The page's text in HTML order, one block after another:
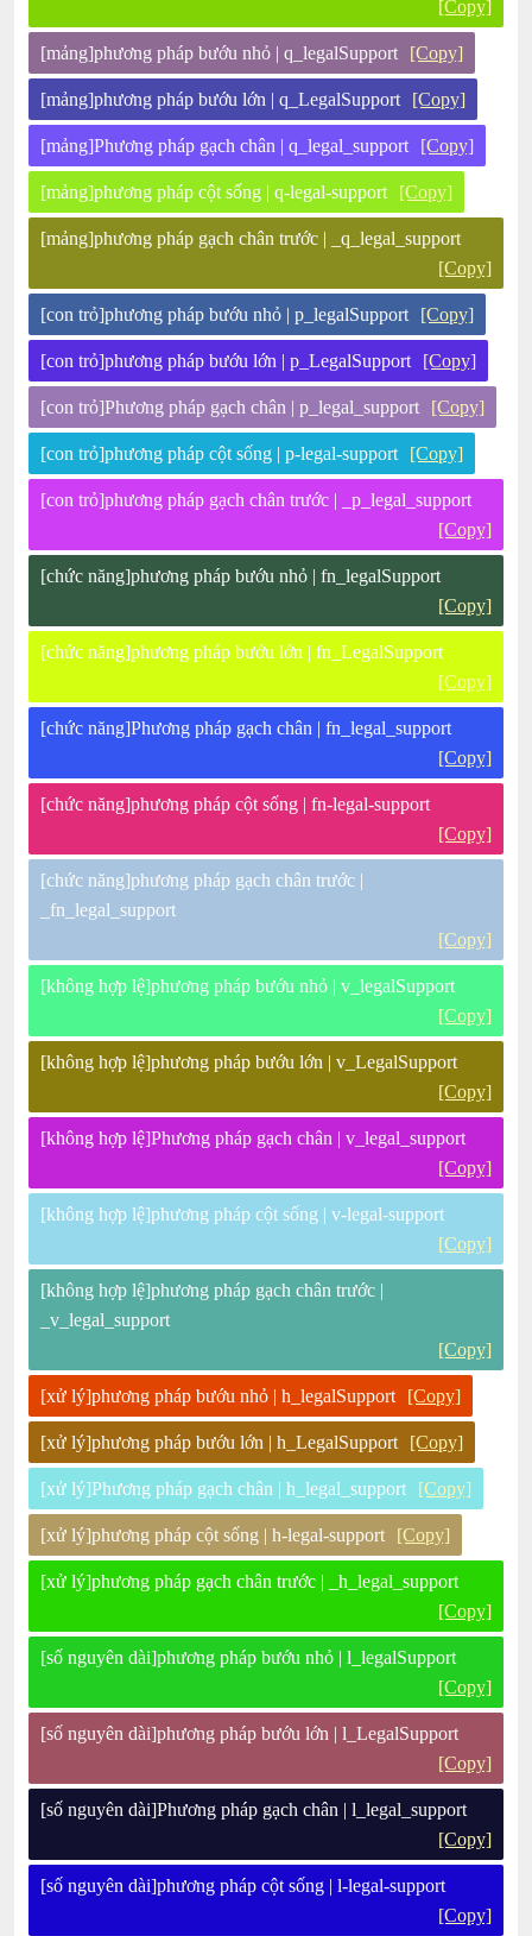
[Copy]
[mảng]phương pháp bướu nhỏ | q_legalSupport [Copy]
[mảng]phương pháp bướu lớn | q_LegalSupport [Copy]
[mảng]Phương pháp gạch chân | q_legal_support [Copy]
[mảng]phương pháp cột sống | q-legal-support [Copy]
[mảng]phương pháp gạch chân trước | _q_legal_support
[Copy]
[con trỏ]phương pháp bướu nhỏ | p_legalSupport [Copy]
[con trỏ]phương pháp bướu lớn | p_LegalSupport [Copy]
[con trỏ]Phương pháp gạch chân | p_legal_support [Copy]
[con trỏ]phương pháp cột sống | p-legal-support [Copy]
[con trỏ]phương pháp gạch chân trước | _p_legal_support
[Copy]
[chức năng]phương pháp bướu nhỏ | fn_legalSupport
[Copy]
[chức năng]phương pháp bướu lớn | fn_LegalSupport
[Copy]
[chức năng]Phương pháp gạch chân | fn_legal_support
[Copy]
[chức năng]phương pháp cột sống | fn-legal-support
[Copy]
[chức năng]phương pháp gạch chân trước |
_fn_legal_support
[Copy]
[không hợp lệ]phương pháp bướu nhỏ | v_legalSupport
[Copy]
[không hợp lệ]phương pháp bướu lớn | v_LegalSupport
[Copy]
[không hợp lệ]Phương pháp gạch chân | v_legal_support
[Copy]
[không hợp lệ]phương pháp cột sống | v-legal-support
[Copy]
[không hợp lệ]phương pháp gạch chân trước |
_v_legal_support
[Copy]
[xử lý]phương pháp bướu nhỏ | h_legalSupport [Copy]
[xử lý]phương pháp bướu lớn | h_LegalSupport [Copy]
[xử lý]Phương pháp gạch chân | h_legal_support [Copy]
[xử lý]phương pháp cột sống | h-legal-support [Copy]
[xử lý]phương pháp gạch chân trước | _h_legal_support
[Copy]
[số nguyên dài]phương pháp bướu nhỏ | l_legalSupport
[Copy]
[số nguyên dài]phương pháp bướu lớn | l_LegalSupport
[Copy]
[số nguyên dài]Phương pháp gạch chân | l_legal_support
[Copy]
[số nguyên dài]phương pháp cột sống | l-legal-support
[Copy]